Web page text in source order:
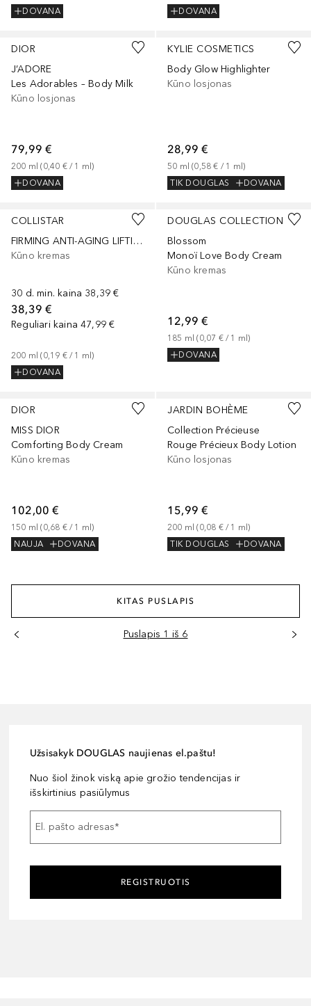
DOVANA
DOVANA
DIOR
J’ADORE
Les Adorables – Body Milk
Kūno losjonas
79,99 €
200 ml (0,40 € / 1 ml)
DOVANA
KYLIE COSMETICS
Body Glow Highlighter
Kūno losjonas
28,99 €
50 ml (0,58 € / 1 ml)
TIK DOUGLAS
DOVANA
COLLISTAR
FIRMING ANTI-AGING LIFTING CREAM
Kūno kremas
30 d. min. kaina 38,39 €
38,39 €
Reguliari kaina 47,99 €
200 ml (0,19 € / 1 ml)
DOVANA
DOUGLAS COLLECTION
Blossom
Monoï Love Body Cream
Kūno kremas
12,99 €
185 ml (0,07 € / 1 ml)
DOVANA
DIOR
MISS DIOR
Comforting Body Cream
Kūno kremas
102,00 €
150 ml (0,68 € / 1 ml)
NAUJA
DOVANA
JARDIN BOHÈME
Collection Précieuse
Rouge Précieux Body Lotion
Kūno losjonas
15,99 €
200 ml (0,08 € / 1 ml)
TIK DOUGLAS
DOVANA
KITAS PUSLAPIS
Puslapis 1 iš 6
Užsisakyk DOUGLAS naujienas el.paštu!
Nuo šiol žinok viską apie grožio tendencijas ir
išskirtinius pasiūlymus
El. pašto adresas*
REGISTRUOTIS